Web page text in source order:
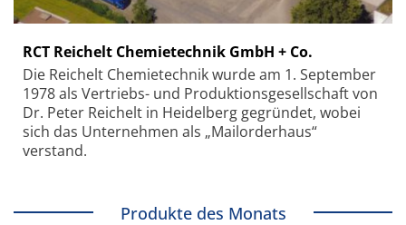
RCT Reichelt Chemietechnik GmbH + Co.
Die Reichelt Chemietechnik wurde am 1. September
1978 als Vertriebs- und Produktionsgesellschaft von
Dr. Peter Reichelt in Heidelberg gegründet, wobei
sich das Unternehmen als „Mailorderhaus“
verstand.
Produkte des Monats